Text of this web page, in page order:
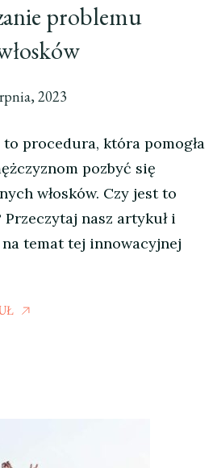
problemu
2023
procedura, która pomogła
pozbyć się
włosków. Czy jest to
nasz artykuł i
temat tej innowacyjnej